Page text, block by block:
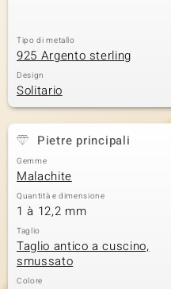
Tipo di metallo
925 Argento sterling
Design
Solitario
Pietre principali
Gemme
Malachite
Quantità e dimensione
1 à 12,2 mm
Taglio
Taglio antico a cuscino,
smussato
Colore